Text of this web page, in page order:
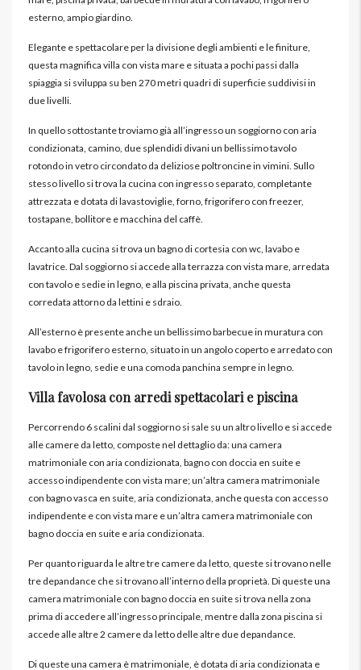
esterno, ampio giardino.
Elegante e spettacolare per la divisione degli ambienti e le finiture,
questa magnifica villa con vista mare e situata a pochi passi dalla
spiaggia si sviluppa su ben 270 metri quadri di superficie suddivisi in
due livelli.
In quello sottostante troviamo già all’ingresso un soggiorno con aria
condizionata, camino, due splendidi divani un bellissimo tavolo
rotondo in vetro circondato da deliziose poltroncine in vimini. Sullo
stesso livello si trova la cucina con ingresso separato, completante
attrezzata e dotata di lavastoviglie, forno, frigorifero con freezer,
tostapane, bollitore e macchina del caffè.
Accanto alla cucina si trova un bagno di cortesia con wc, lavabo e
lavatrice. Dal soggiorno si accede alla terrazza con vista mare, arredata
con tavolo e sedie in legno, e alla piscina privata, anche questa
corredata attorno da lettini e sdraio.
All’esterno è presente anche un bellissimo barbecue in muratura con
lavabo e frigorifero esterno, situato in un angolo coperto e arredato con
tavolo in legno, sedie e una comoda panchina sempre in legno.
Villa favolosa con arredi spettacolari e piscina
Percorrendo 6 scalini dal soggiorno si sale su un altro livello e si accede
alle camere da letto, composte nel dettaglio da: una camera
matrimoniale con aria condizionata, bagno con doccia en suite e
accesso indipendente con vista mare; un’altra camera matrimoniale
con bagno vasca en suite, aria condizionata, anche questa con accesso
indipendente e con vista mare e un’altra camera matrimoniale con
bagno doccia en suite e aria condizionata.
Per quanto riguarda le altre tre camere da letto, queste si trovano nelle
tre depandance che si trovano all’interno della proprietà. Di queste una
camera matrimoniale con bagno doccia en suite si trova nella zona
prima di accedere all’ingresso principale, mentre dalla zona piscina si
accede alle altre 2 camere da letto delle altre due depandance.
Di queste una camera è matrimoniale, è dotata di aria condizionata e